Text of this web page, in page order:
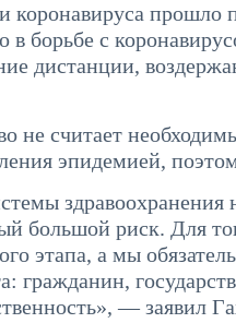
коронавируса прошло
в борьбе с
дистанции,
не считает
эпидемией,
большой риск. Для
этапа, а мы
гражданин,
— заявил